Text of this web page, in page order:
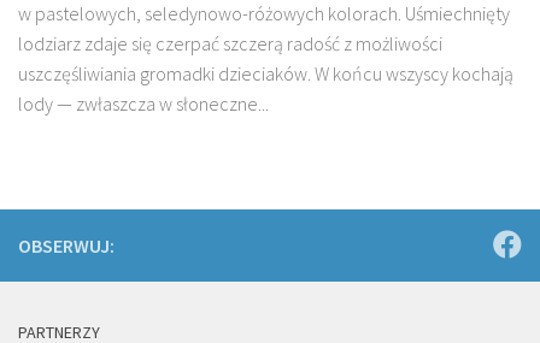
w pastelowych, seledynowo-różowych kolorach. Uśmiechnięty
lodziarz zdaje się czerpać szczerą radość z możliwości
uszczęśliwiania gromadki dzieciaków. W końcu wszyscy kochają
lody — zwłaszcza w słoneczne...
OBSERWUJ:
PARTNERZY